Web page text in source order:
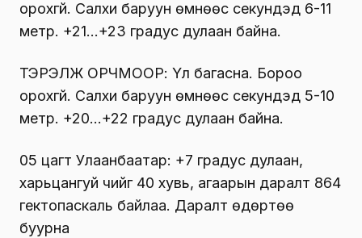
орохгүй. Салхи баруун өмнөөс секундэд 6-11
метр. +21…+23 градус дулаан байна.
ТЭРЭЛЖ ОРЧМООР: Үүл багасна. Бороо
орохгүй. Салхи баруун өмнөөс секундэд 5-10
метр. +20…+22 градус дулаан байна.
05 цагт Улаанбаатар: +7 градус дулаан,
харьцангуй чийг 40 хувь, агаарын даралт 864
гектопаскаль байлаа. Даралт өдөртөө
буурна